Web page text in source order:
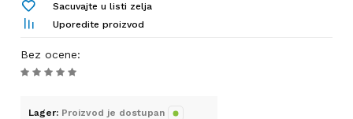
Sacuvajte u listi zelja
Uporedite proizvod
Bez ocene:
Lager: Proizvod je dostupan